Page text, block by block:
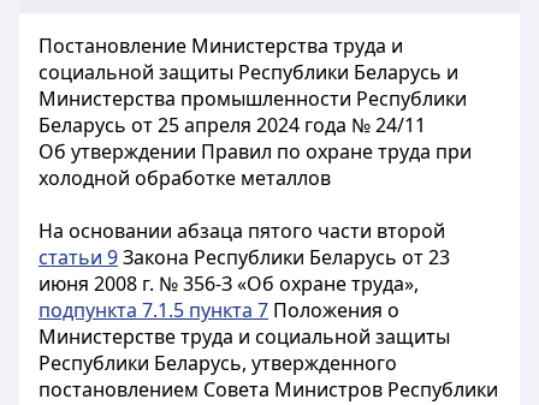
Постановление Министерства труда и
социальной защиты Республики Беларусь и
Министерства промышленности Республики
Беларусь от 25 апреля 2024 года № 24/11
Об утверждении Правил по охране труда при
холодной обработке металлов
На основании абзаца пятого части второй
статьи 9Закона Республики Беларусь от 23
июня 2008 г. № 356-З «Об охране труда»,
подпункта 7.1.5 пункта 7 Положения о
Министерстве труда и социальной защиты
Республики Беларусь, утвержденного
постановлением Совета Министров Республики